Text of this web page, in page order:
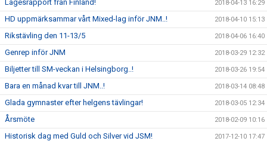
Lägesrapport från Finland! 2018-04-13 16:29
HD uppmärksammar vårt Mixed-lag inför JNM..! 2018-04-10 15:13
Rikstävling den 11-13/5 2018-04-06 16:40
Genrep inför JNM 2018-03-29 12:32
Biljetter till SM-veckan i Helsingborg..! 2018-03-26 19:54
Bara en månad kvar till JNM..! 2018-03-14 08:48
Glada gymnaster efter helgens tävlingar! 2018-03-05 12:34
Årsmöte 2018-02-09 10:16
Historisk dag med Guld och Silver vid JSM! 2017-12-10 17:47